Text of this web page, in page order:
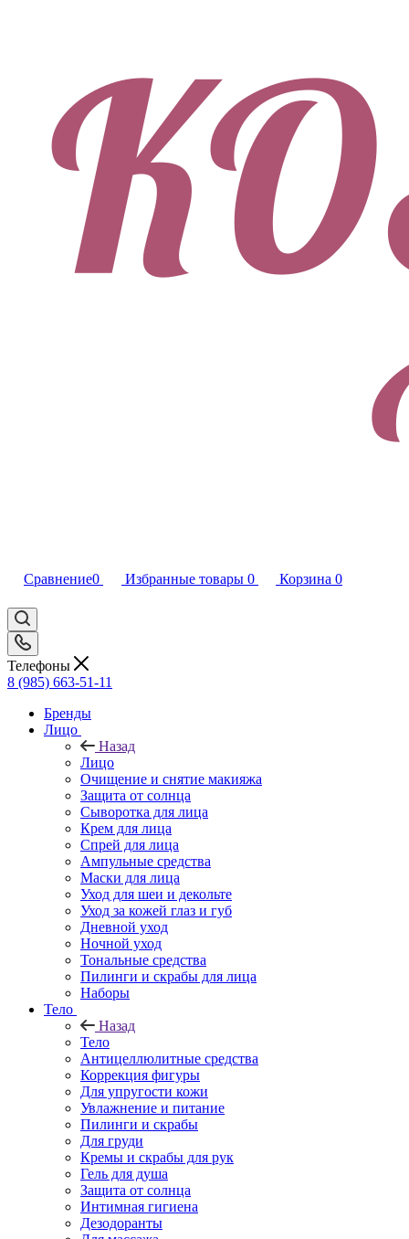
Сравнение0 Избранные товары 0 Корзина 0
Телефоны
8 (985) 663-51-11
Бренды
Лицо
Назад
Лицо
Очищение и снятие макияжа
Защита от солнца
Сыворотка для лица
Крем для лица
Спрей для лица
Ампульные средства
Маски для лица
Уход для шеи и декольте
Уход за кожей глаз и губ
Дневной уход
Ночной уход
Тональные средства
Пилинги и скрабы для лица
Наборы
Тело
Назад
Тело
Антицеллюлитные средства
Коррекция фигуры
Для упругости кожи
Увлажнение и питание
Пилинги и скрабы
Для груди
Кремы и скрабы для рук
Гель для душа
Защита от солнца
Интимная гигиена
Дезодоранты